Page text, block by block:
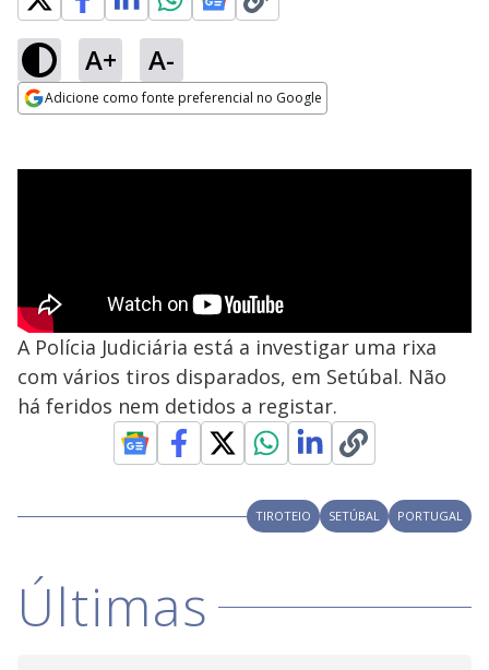
A+ A-
Adicione como fonte preferencial no Google
A Polícia Judiciária está a investigar uma rixa
com vários tiros disparados, em Setúbal. Não
há feridos nem detidos a registar.
TIROTEIO SETÚBAL PORTUGAL
Últimas